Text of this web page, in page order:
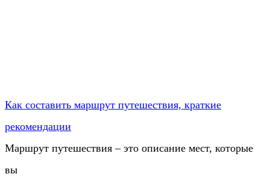
Как составить маршрут путешествия, краткие
рекомендации
Маршрут путешествия – это описание мест, которые
вы